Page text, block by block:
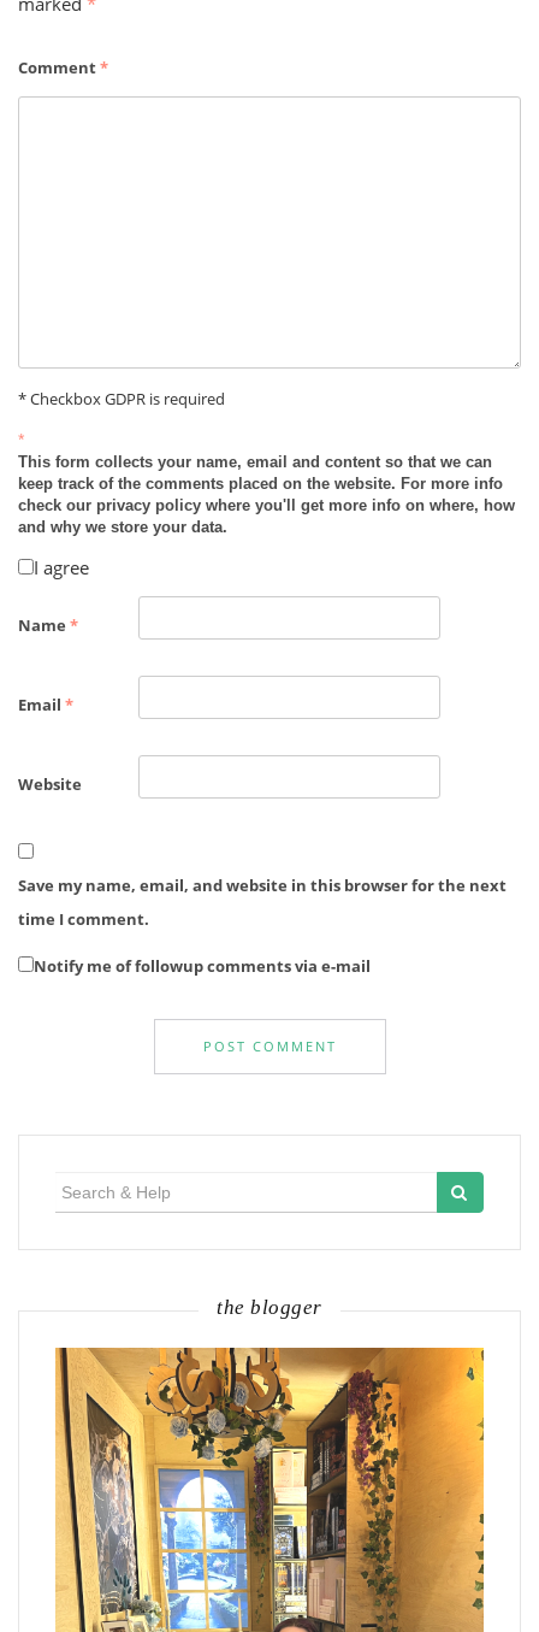
Comment*
* Checkbox GDPR is required
*
This form collects your name, email and content so that we can
keep track of the comments placed on the website. For more info
check our privacy policy where you'll get more info on where, how
and why we store your data.
I agree
Name *
Email *
Website
Save my name, email, and website in this browser for the next
time I comment.
Notify me of followup comments via e-mail
the blogger